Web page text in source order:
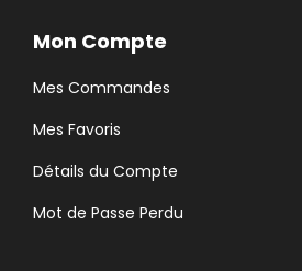
Mon Compte
Mes Commandes
Mes Favoris
Détails du Compte
Mot de Passe Perdu